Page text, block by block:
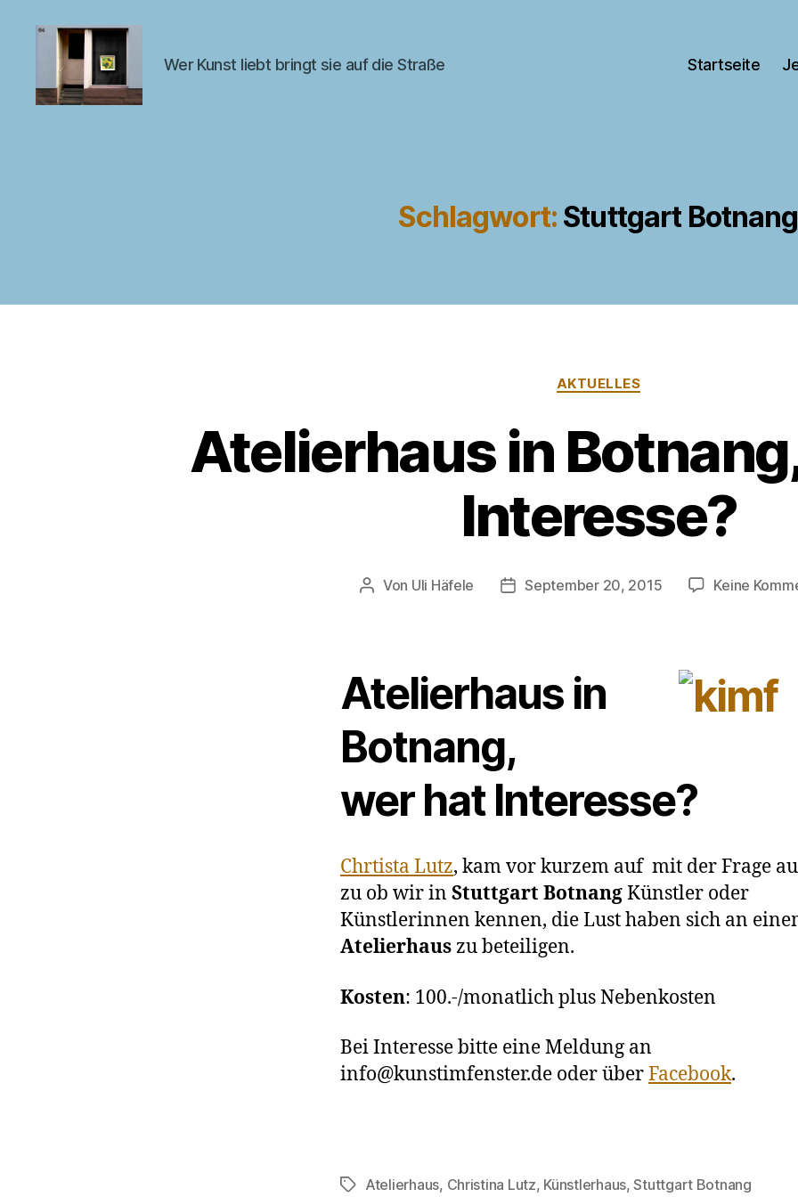
Wer Kunst liebt bringt sie auf die Straße Startseite
Schlagwort: Stuttgart Botnang
Kategorien
AKTUELLES
Atelierhaus in
Interesse?
Beitragsautor
Von Uli Häfele Veröffentlichungsdatum
September 20, 2015 Keine
Atelierhaus in
Botnang,
wer hat Interesse?
Chrtista Lutz, kam vor kurzem auf mit der Frage
zu ob wir in Stuttgart BotnangKünstler oder
Künstlerinnen kennen, die Lust haben sich an
Atelierhauszu beteiligen.
Kosten: 100.-/monatlich plus Nebenkosten
Bei Interesse bitte eine Meldung an
info@kunstimfenster.de oder überFacebook.
Schlagwörter
Atelierhaus, Christina Lutz, Künstlerhaus,Stuttgart Botnang